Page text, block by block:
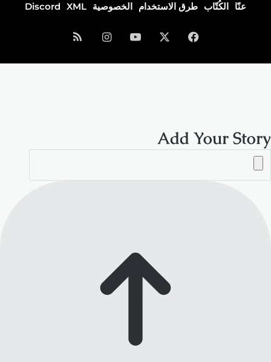
عنّا الكُتّاب طرق الاستخدام الخصوصية XML
Discord
فيسبوك ‫YouTubeانستقرامملخص
الموقع
Add Your Story